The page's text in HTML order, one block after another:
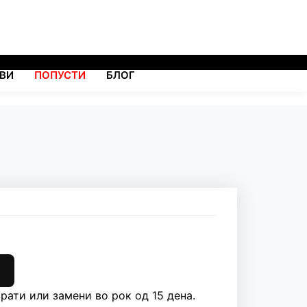
ПОПУСТИ БЛОГ
или замени во рок од 15 дена.